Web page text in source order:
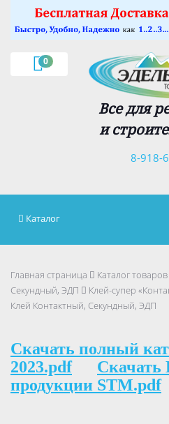
0
Все для
и
8-918-
Каталог
Главная страница Каталог товаров
Секундный, ЭДП
Клей-супер
Клей Контактный, Секундный, ЭДП
Скачать полный
2023.pdf
Скачать
продукции STM.pdf